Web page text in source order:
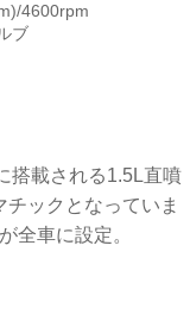
4600rpm
ブ
搭載される1.5L直噴
ックとなっていま
全車に設定。